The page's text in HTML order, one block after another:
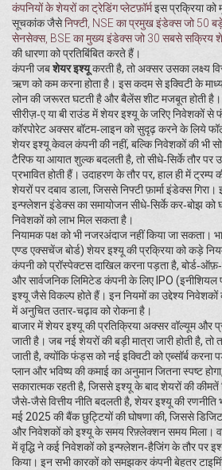
कंपनियों के शेयरों का ट्रेडिंग प्लेटफ़ॉर्मइस प्रक्रिया को
सूचकांक जैसेनिफ्टी, NSE का प्रमुख इंडेक्स जो 50 बड़े
सेनसेक्स, BSE का मुख्य इंडेक्स जो 30 सबसे सक्रिय
की धारणा को प्रतिबिंबित करते हैं।
कंपनी जबशेयर इश्यूकरती है, तो अक्सर उसका लक्ष्य
ऋण को कम करना होता है। इस कदम से इक्विटी के
लोन की जरूरत घटती है और बैलेंस शीट मजबूत होती है।
सीरीज़‑ए या बी राउंड में शेयर इश्यू के जरिए निवेशकों
कॉरपोरेट अक्सर बॉटम‑लाइन को सुदृढ़ करने के लिये
शेयर इश्यू केवल कंपनी की नहीं, बल्कि निवेशकों की भी
टैरिफ या आयात शुल्क बदलती है, तो सीधे‑सिर्के तौर पर
प्रभावित होती हैं। उदाहरण के तौर पर, हाल ही में ट्रम्प
शेयरों पर दबाव डाला, जिससे निफ्टी फ़ार्मा इंडेक्स
इन्फ्लेशन इंडेक्स का समायोजन सीधे‑सिर्के कर‑बोझ
निवेशकों को लाभ मिल सकता है।
नियामक पक्ष को भी नजरअंदाज नहीं किया जा सकता।
एण्ड एक्सचेंज बोर्ड) शेयर इश्यू की प्रक्रिया को कड़े
कंपनी को प्रॉस्पेक्टस दाखिल करना पड़ता है,
और सार्वजनिक लिमिटेड कंपनी के लिए IPO
इश्यू जैसे विकल्प होते हैं। इन नियमों का उद्देश्य निवेशकों
में अनुचित उतार‑चढ़ाव को रोकना है।
बाजार में शेयर इश्यू की प्रतिक्रिया अक्सर वॉल्यूम और
जाती है। जब नई शेयरों की बड़ी मात्रा जारी होती है,
जाती है, क्योंकि फंड्स को नई इक्विटी को एब्सॉर्ब करना
प्लान और भविष्य की कमाई का अनुमान जितना स्पष्ट
सकारात्मक रहती है, जिससे इश्यू के बाद शेयरों की कीमतें
जैसे‑जैसे वित्तीय नीति बदलती है, शेयर इश्यू की रणनीति
मई 2025 की बैंक छुट्टियों की घोषणा की, जिससे
और निवेशकों को इश्यू के समय रिफ़्लेक्शन समय मिला।
में वृद्धि ने कई निवेशकों को इन्फ्लेशन‑हैजिंग के तौर पर
किया। इन सभी कारकों को समझकर कंपनी बेहतर